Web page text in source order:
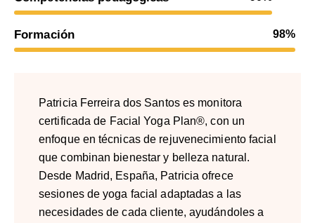
Formación 98%
Patricia Ferreira dos Santos es monitora
certificada de Facial Yoga Plan®, con un
enfoque en técnicas de rejuvenecimiento facial
que combinan bienestar y belleza natural.
Desde Madrid, España, Patricia ofrece
sesiones de yoga facial adaptadas a las
necesidades de cada cliente, ayudándoles a